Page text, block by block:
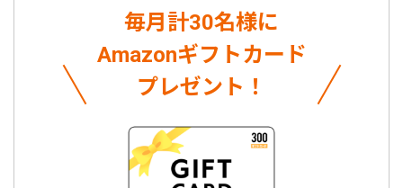
毎月計30名様に
Amazonギフトカード
プレゼント！